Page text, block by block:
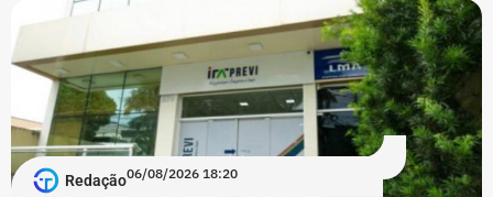
De acordo com os dados do registro de candidatura, Alex
Melim nasceu no Rio de Janeiro em 2 de junho de 1976, é
casado, possui ensino médio completo e declarou exercer
a profissão de empresário.
Em documento de consulta pública da Casa da Moeda do
Brasil, Alex Ofredi Melim aparece como representante da
Redação06/08/2026 18:20